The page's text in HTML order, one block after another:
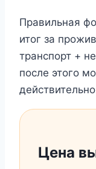
Правильная
итог за
транспорт +
после этого
Цена